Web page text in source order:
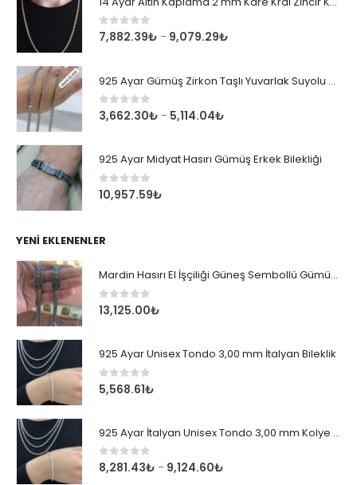
0 out of 5
7,882.39₺ – 9,079.29₺
925 Ayar Gümüş Zirkon Taşlı Yuvarlak Suyolu Bileklik
0 out of 5
3,662.30₺ – 5,114.04₺
925 Ayar Midyat Hasırı Gümüş Erkek Bilekliği
0out of 5
10,957.59₺
YENI EKLENENLER
Mardin Hasırı El İşçiliği Güneş Sembollü Gümüş Erkek Bileklik
0out of 5
13,125.00₺
925 Ayar Unisex Tondo 3,00 mm İtalyan Bileklik
0 out of 5
5,568.61₺
925 Ayar İtalyan Unisex Tondo 3,00 mm Kolye Zincir
0 out of 5
8,281.43₺ – 9,124.60₺